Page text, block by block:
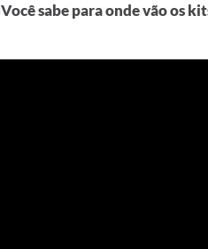
Você sabe para onde vão os